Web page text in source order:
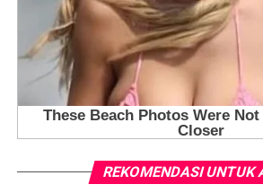
REKOMENDASI UNTUK